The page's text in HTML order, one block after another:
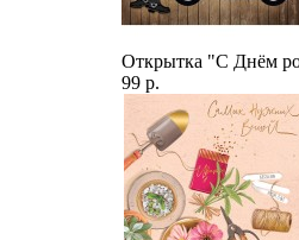
Открытка "С Днём
99 р.